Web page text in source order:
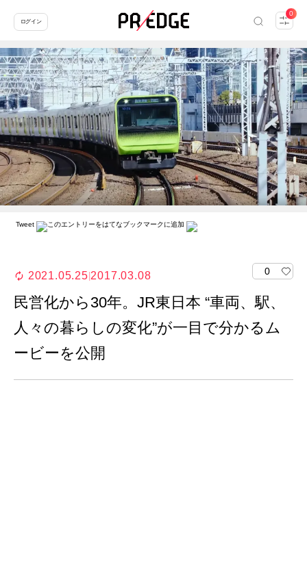
0
ログイン
Tweet
2021.05.25 2017.03.08 0
民営化から30年。JR東日本 “車両、駅、
人々の暮らしの変化”が一目で分かるム
ービーを公開